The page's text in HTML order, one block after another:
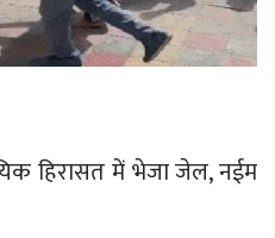
हिरासत में भेजा जेल, नईम